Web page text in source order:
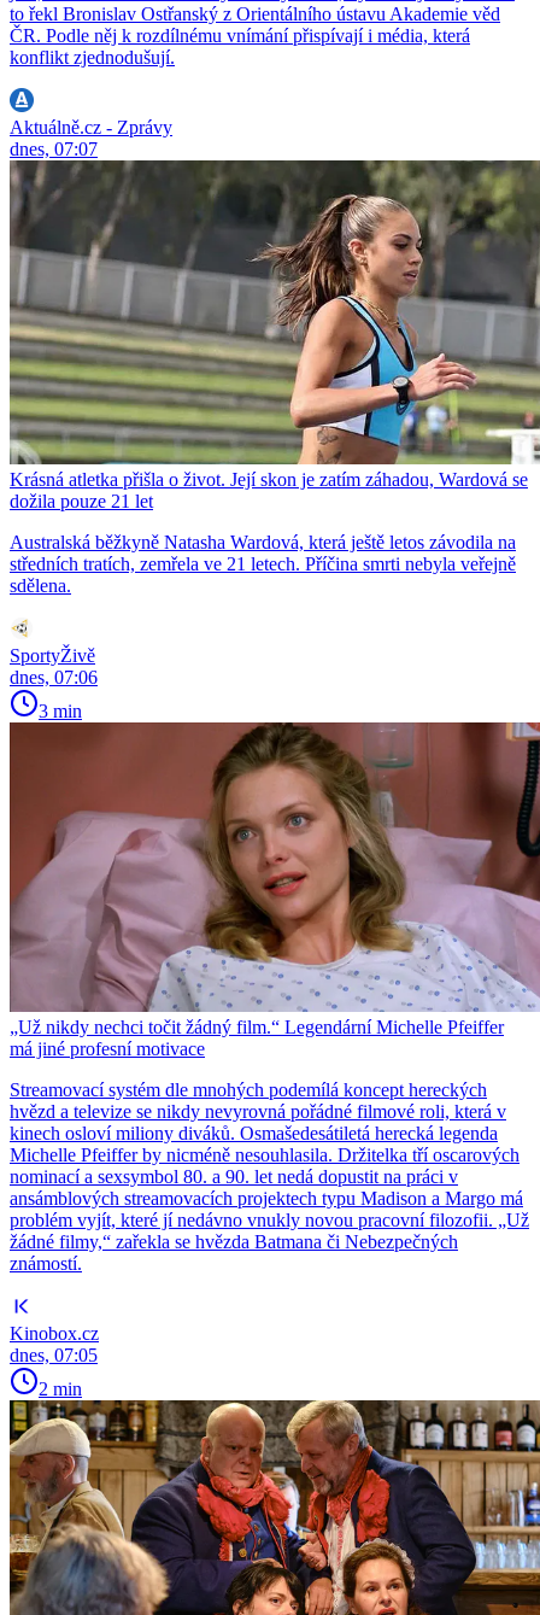
to řekl Bronislav Ostřanský z Orientálního ústavu Akademie věd
ČR. Podle něj k rozdílnému vnímání přispívají i média, která
konflikt zjednodušují.
Aktuálně.cz - Zprávy
dnes, 07:07
Krásná atletka přišla o život. Její skon je zatím záhadou, Wardová se
dožila pouze 21 let
Australská běžkyně Natasha Wardová, která ještě letos závodila na
středních tratích, zemřela ve 21 letech. Příčina smrti nebyla veřejně
sdělena.
SportyŽivě
dnes, 07:06
3 min
„Už nikdy nechci točit žádný film.“ Legendární Michelle Pfeiffer
má jiné profesní motivace
Streamovací systém dle mnohých podemílá koncept hereckých
hvězd a televize se nikdy nevyrovná pořádné filmové roli, která v
kinech osloví miliony diváků. Osmašedesátiletá herecká legenda
Michelle Pfeiffer by nicméně nesouhlasila. Držitelka tří oscarových
nominací a sexsymbol 80. a 90. let nedá dopustit na práci v
ansámblových streamovacích projektech typu Madison a Margo má
problém vyjít, které jí nedávno vnukly novou pracovní filozofii. „Už
žádné filmy,“ zařekla se hvězda Batmana či Nebezpečných
známostí.
Kinobox.cz
dnes, 07:05
2 min